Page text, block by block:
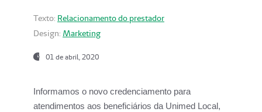
Texto: Relacionamento do prestador
Design: Marketing
01 de abril, 2020
Informamos o novo credenciamento para
atendimentos aos beneficiários da Unimed Local,